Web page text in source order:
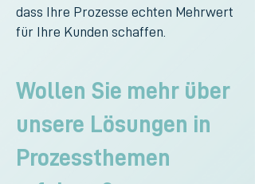
dass Ihre Prozesse echten Mehrwert
für Ihre Kunden schaffen.
Wollen Sie mehr über
unsere Lösungen in
Prozessthemen